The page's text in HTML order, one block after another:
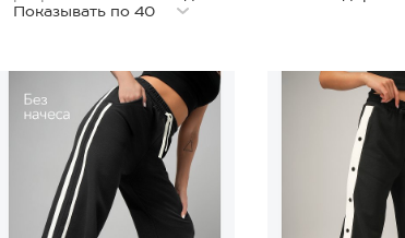
Показывать по 40